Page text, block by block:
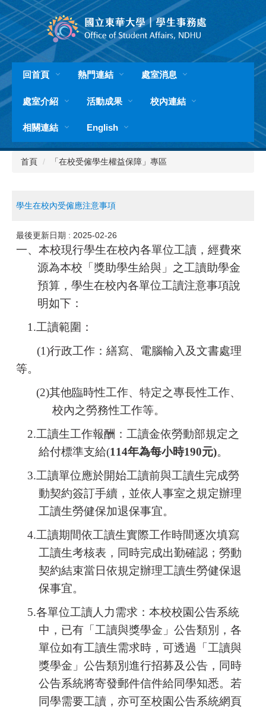
跳
到
主
要
內
容
區
回首頁 熱門連結 處室消息
處室介紹 活動成果 校內連結
相關連結 English
首頁 「在校受僱學生權益保障」專區
學生在校內受僱應注意事項
最後更新日期 : 2025-02-26
一、本校現行學生在校內各單位工讀，經費來
源為本校「獎助學生給與」之工讀助學金
預算，學生在校內各單位工讀注意事項說
明如下：
1.工讀範圍：
(1)行政工作：繕寫、電腦輸入及文書處理
等。
(2)其他臨時性工作、特定之專長性工作、
校內之勞務性工作等。
2.工讀生工作報酬： 工讀金依勞動部規定之
給付標準支給(114年為每小時190元)。
3.工讀單位應於開始工讀前與工讀生完成勞
動契約簽訂手續，並依人事室之規定辦理
工讀生勞健保加退保事宜。
4.工讀期間依工讀生實際工作時間逐次填寫
工讀生考核表，同時完成出勤確認；勞動
契約結束當日依規定辦理工讀生勞健保退
保事宜。
5.各單位工讀人力需求：本校校園公告系統
中，已有「工讀與獎學金」公告類別，各
單位如有工讀生需求時，可透過「工讀與
獎學金」公告類別進行招募及公告，同時
公告系統將寄發郵件信件給同學知悉。若
同學需要工讀，亦可至校園公告系統網頁